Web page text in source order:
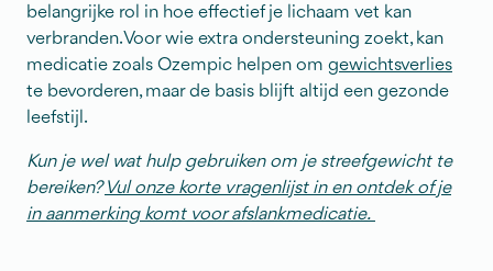
belangrijke rol in hoe effectief je lichaam vet kan
verbranden. Voor wie extra ondersteuning zoekt, kan
medicatie zoals Ozempic helpen om gewichtsverlies
te bevorderen, maar de basis blijft altijd een gezonde
leefstijl.
Kun je wel wat hulp gebruiken om je streefgewicht te
bereiken?Vul onze korte vragenlijst in en ontdek of je
in aanmerking komt voor afslankmedicatie.